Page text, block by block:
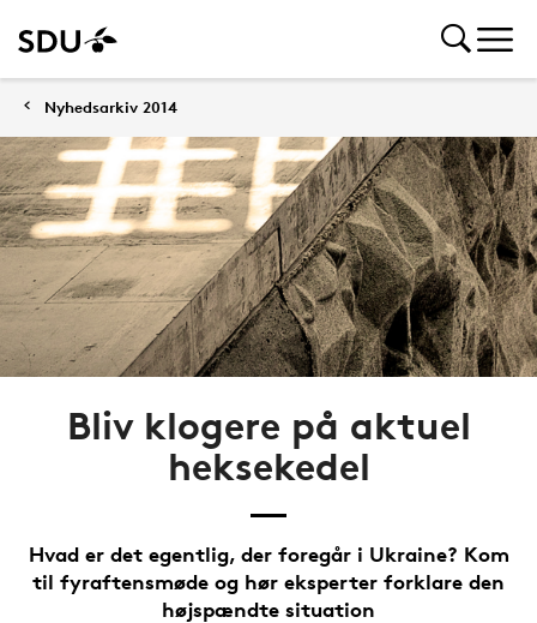
Nyhedsarkiv 2014
Bliv klogere på aktuel
heksekedel
Hvad er det egentlig, der foregår i Ukraine? Kom
til fyraftensmøde og hør eksperter forklare den
højspændte situation